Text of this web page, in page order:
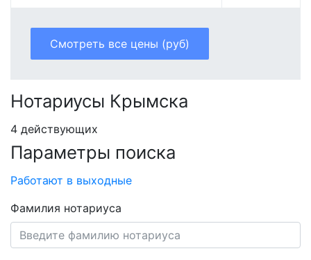
Смотреть все цены (руб)
Нотариусы Крымска
4 действующих
Параметры поиска
Работают в выходные
Фамилия нотариуса